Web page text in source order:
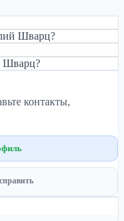
Шварц?
Шварц?
контакты,